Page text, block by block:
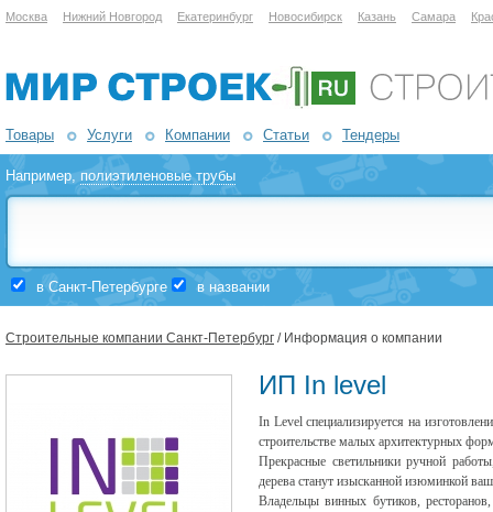
Москва Нижний Новгород Екатеринбург Новосибирск Казань Самара
Товары Услуги Компании Статьи Тендеры
Например,полиэтиленовые трубы
в Санкт-Петербурге в названии
Строительные компании Санкт-Петербург / Информация о компании
ИП In level
In Level специализируется на
строительстве малых архитектурных
Прекрасные светильники ручной
дерева станут изысканной изюминкой
Владельцы винных бутиков,